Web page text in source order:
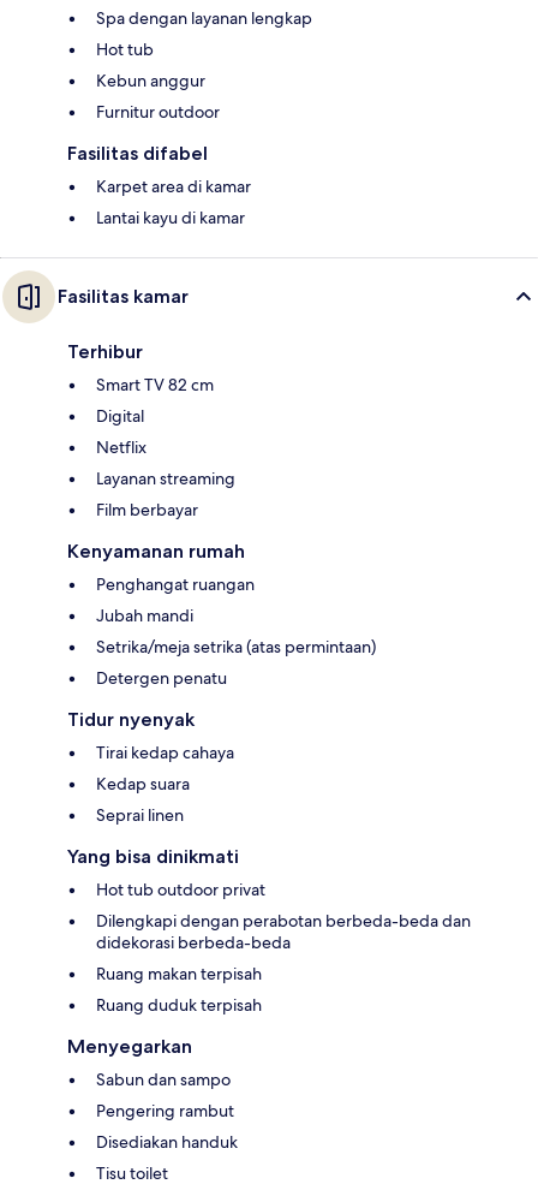
Spa dengan layanan lengkap
Hot tub
Kebun anggur
Furnitur outdoor
Fasilitas difabel
Karpet area di kamar
Lantai kayu di kamar
Fasilitas kamar
Terhibur
Smart TV 82 cm
Digital
Netflix
Layanan streaming
Film berbayar
Kenyamanan rumah
Penghangat ruangan
Jubah mandi
Setrika/meja setrika (atas permintaan)
Detergen penatu
Tidur nyenyak
Tirai kedap cahaya
Kedap suara
Seprai linen
Yang bisa dinikmati
Hot tub outdoor privat
Dilengkapi dengan perabotan berbeda-beda dan
didekorasi berbeda-beda
Ruang makan terpisah
Ruang duduk terpisah
Menyegarkan
Sabun dan sampo
Pengering rambut
Disediakan handuk
Tisu toilet